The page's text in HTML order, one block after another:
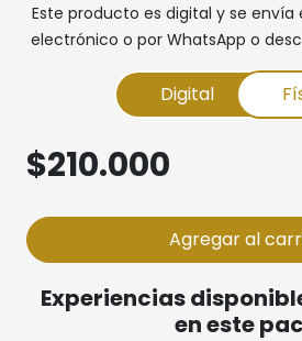
Este producto es digital y se
electrónico o por WhatsApp o
Digital
$210.000
Agregar al
Experiencias
en este